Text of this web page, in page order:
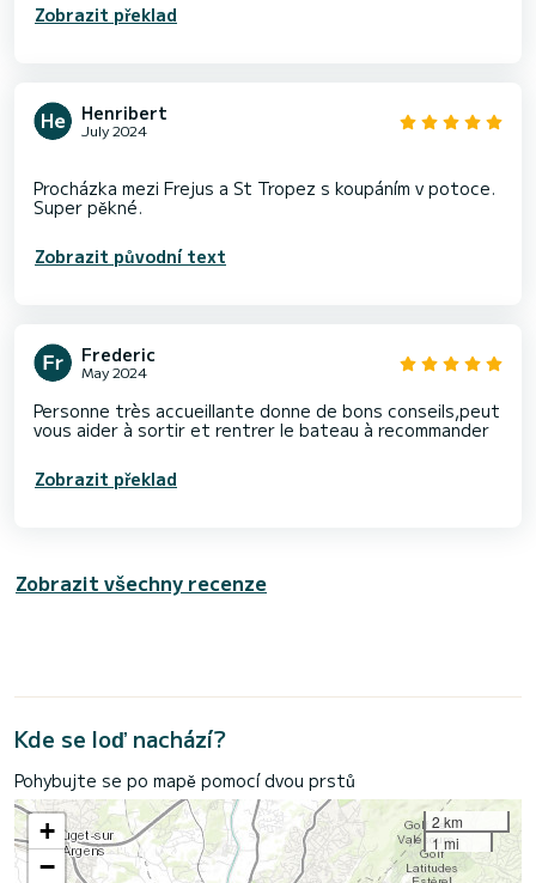
Zobrazit překlad
Henribert
July 2024
Procházka mezi Frejus a St Tropez s koupáním v potoce.
Zobrazit původní text
Frederic
May 2024
Personne très accueillante donne de bons conseils,peut
vous aider à sortir et rentrer le bateau à recommander
Zobrazit překlad
Zobrazit všechny recenze
Kde se loď nachází?
Pohybujte se po mapě pomocí dvou prstů
+
−
2 km
1 mi